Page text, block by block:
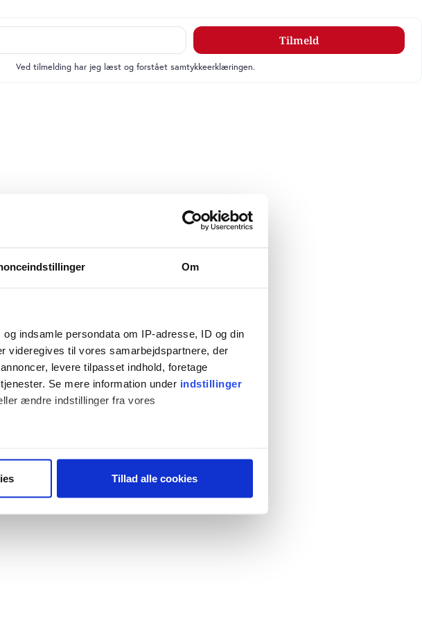
Om
indsamle persondata om IP-adresse, ID og din
videregives til vores samarbejdspartnere, der
levere tilpasset indhold, foretage
Se mere information under indstillinger
ændre indstillinger fra vores
(fingerprinting)
Tillad alle cookies
Tilmeld
Ved tilmelding har jeg læst og forstået samtykkeerklæringen.